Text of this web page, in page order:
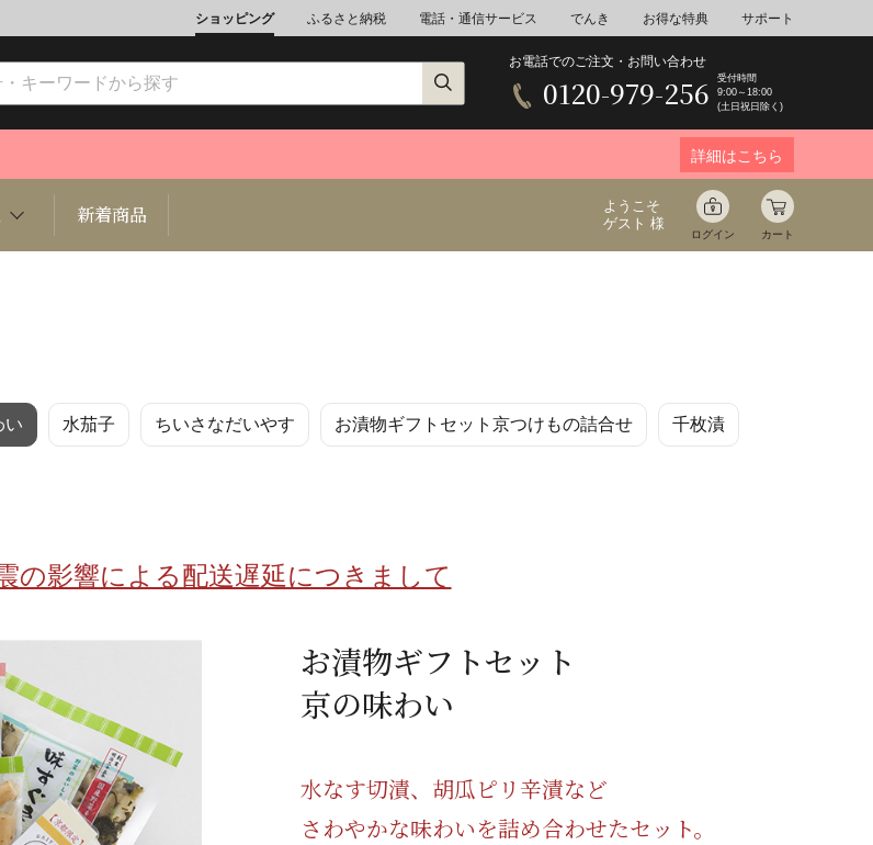
ショッピング ふるさと納税 電話・通信サービス でんき お得な特典 サポート
お電話でのご注文・お問い合わせ
0120-979-256
受付時間
9:00～18:00
(土日祝日除く)
詳細はこちら
総菜 麺類/つゆ ミネラルウォーター
ギフト 豊洲お取り寄せ
定期購読雑誌 書籍 音楽
新着商品
ようこそ
ゲスト 様
ログイン カート
い 水茄子 ちいさなだいやす お漬物ギフトセット京つけもの詰合せ 千枚漬
の影響による配送遅延につきまして
お漬物ギフトセット
京の味わい
水なす切漬、胡瓜ピリ辛漬など
さわやかな味わいを詰め合わせたセット。